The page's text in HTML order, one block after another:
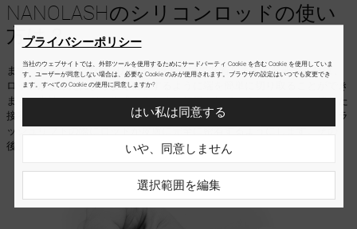
NANOLASHのシリコンロッドの使い
方は？
まず、3つのサイズのシリコンロッドを目に装着します。必要であれば、
ロッドがまぶたによりよく密着するように端を簡単に切り取ることができ
ます。当社のロッドを作成するために使用されているシリコンは、優れた
接着性を保証します。必要であれば、ロッドの下に接着剤を塗り、アイラ
ッシュリフトの際にロッドが皮膚に完全に密着するようにします。その
後、同じ接着剤でまつげをローラーにとかします。
プライバシーポリシー
当社のウェブサイトでは、外部ツールを使用するためにサードパーティ Cookie を含む Cookie を使用していま
す。ユーザーが同意しない場合は、必要な Cookie のみが使用されます。ブラウザの設定はいつでも変更でき
ます。すべての Cookie の使用に同意しますか?
はい私は同意する
いや、同意しません
選択範囲を編集